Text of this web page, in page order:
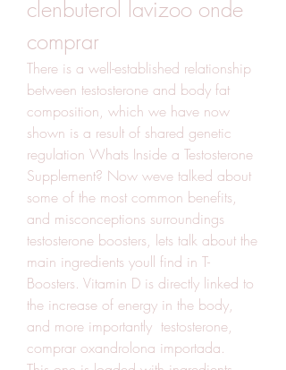
clenbuterol lavizoo onde
comprar
There is a well-established relationship
between testosterone and body fat
composition, which we have now
shown is a result of shared genetic
regulation Whats Inside a Testosterone
Supplement? Now weve talked about
some of the most common benefits,
and misconceptions surroundings
testosterone boosters, lets talk about the
main ingredients youll find in T-
Boosters. Vitamin D is directly linked to
the increase of energy in the body,
and more importantly  testosterone,
comprar oxandrolona importada.